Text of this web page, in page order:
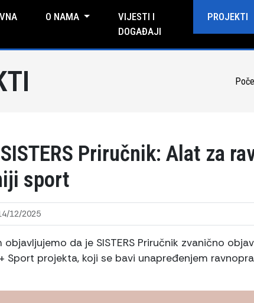
O NAMA
VIJESTI I
DOGAĐAJI
PROJEKTI
Priručnik: Alat za
sport
12/2025
da je SISTERS Priručnik zvanično
Sport projekta, koji se bavi unapređenjem